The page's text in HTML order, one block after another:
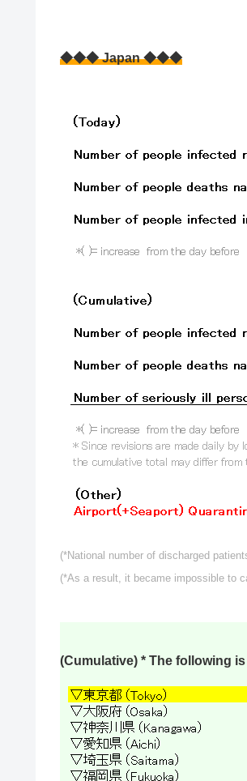
◆◆◆ Japan ◆◆◆
(*National number of discharged
(*As a result, it became impossible to
(Cumulative) * The following